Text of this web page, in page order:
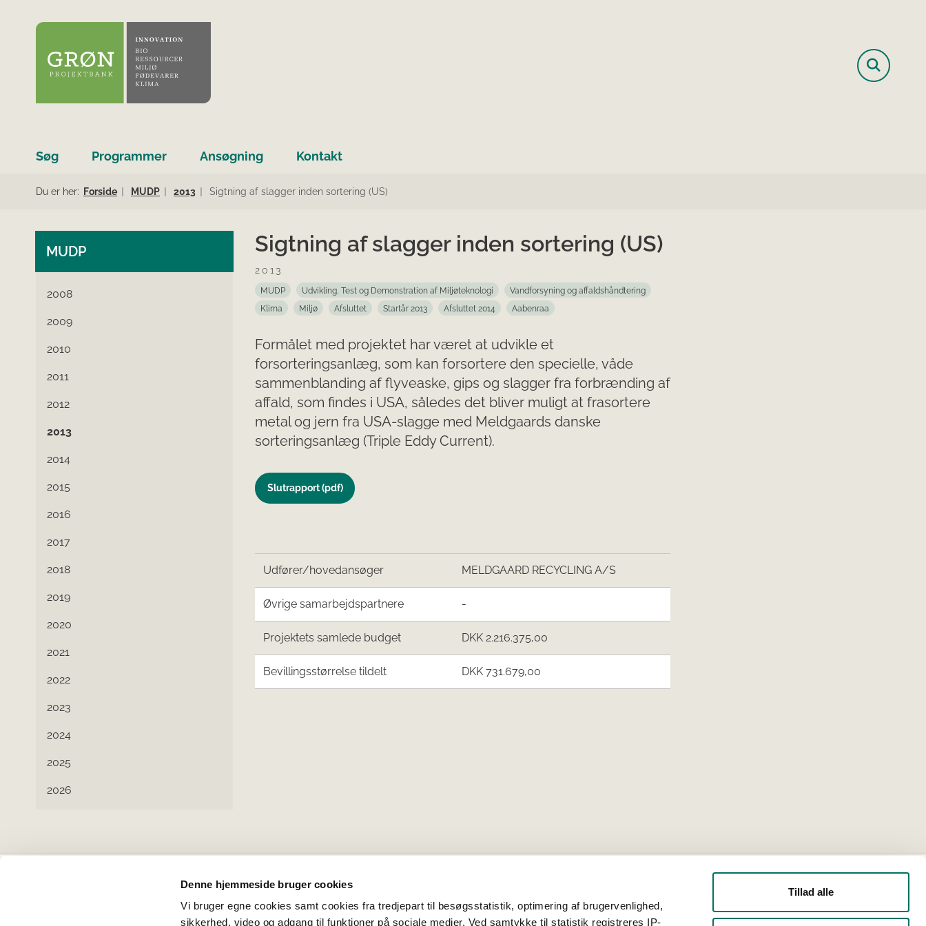
Denne hjemmeside bruger cookies
Vi bruger egne cookies samt cookies fra tredjepart til besøgsstatistik, optimering af brugervenlighed,
sikkerhed, video og adgang til funktioner på sociale medier. Ved samtykke til statistik registreres IP-
Tillad alle
Søg Programmer Ansøgning Kontakt
Du er her: Forside MUDP 2013 Sigtning af slagger inden sortering (US)
MUDP
2008
2009
2010
2011
2012
2013
2014
2015
2016
2017
2018
2019
2020
2021
2022
2023
2024
2025
2026
Sigtning af slagger inden sortering (US)
2013
MUDP Udvikling, Test og Demonstration af Miljøteknologi
Vandforsyning og affaldshåndtering
Klima
Miljø Afsluttet Startår 2013 Afsluttet 2014 Aabenraa
Formålet med projektet har været at udvikle et
forsorteringsanlæg, som kan forsortere den specielle, våde
sammenblanding af flyveaske, gips og slagger fra forbrænding af
affald, som findes i USA, således det bliver muligt at frasortere
metal og jern fra USA-slagge med Meldgaards danske
sorteringsanlæg (Triple Eddy Current).
Slutrapport (pdf)
Udfører/hovedansøger MELDGAARD RECYCLING A/S
Øvrige samarbejdspartnere -
Projektets samlede budget DKK 2.216.375,00
Bevillingsstørrelse tildelt DKK 731.679,00